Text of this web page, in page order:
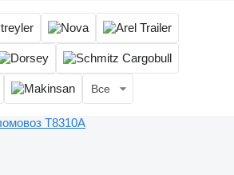
Все